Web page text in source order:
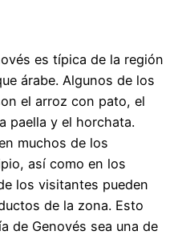
es típica de la región
árabe. Algunos de los
el arroz con pato, el
paella y el horchata.
muchos de los
así como en los
los visitantes pueden
de la zona. Esto
de Genovés sea una de